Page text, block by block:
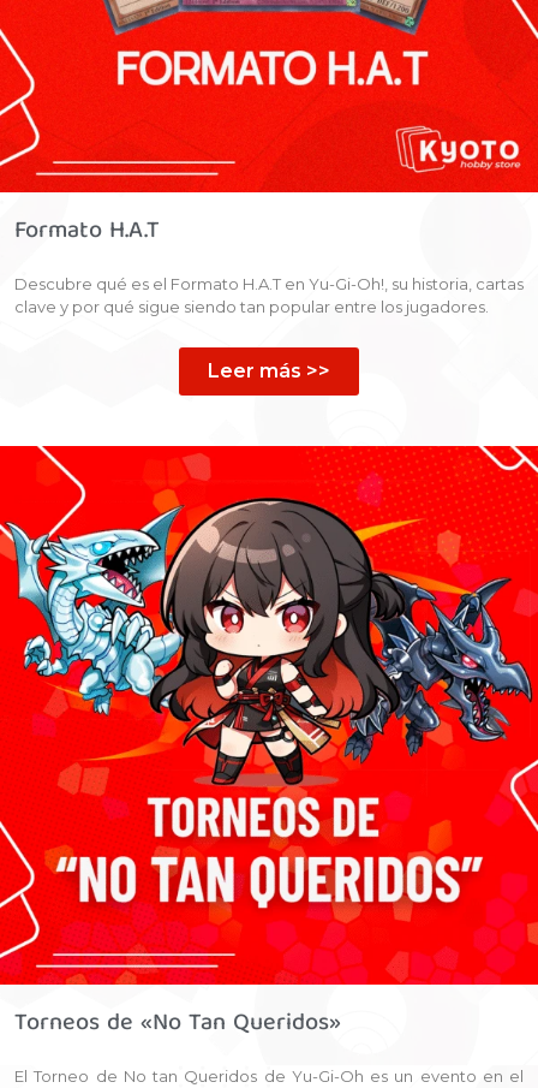
Formato H.A.T
Descubre qué es el Formato H.A.T en Yu-Gi-Oh!, su historia, cartas
clave y por qué sigue siendo tan popular entre los jugadores.
Leer más >>
Torneos de «No Tan Queridos»
El Torneo de No tan Queridos de Yu-Gi-Oh es un evento en el